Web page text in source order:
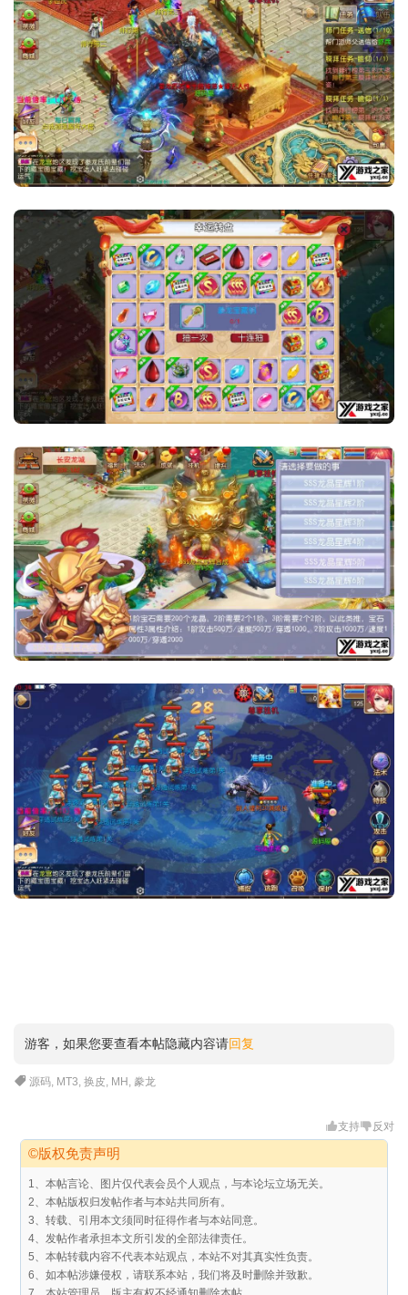
游客，如果您要查看本帖隐藏内容请回复
源码 MT3 ,换皮 MH 豢龙
支持 反对
©版权免责声明
1、本帖言论、图片仅代表会员个人观点，与本论坛立场无关。
2、本帖版权归发帖作者与本站共同所有。
3、转载、引用本文须同时征得作者与本站同意。
4、发帖作者承担本文所引发的全部法律责任。
5、本帖转载内容不代表本站观点，本站不对其真实性负责。
6、如本帖涉嫌侵权，请联系本站，我们将及时删除并致歉。